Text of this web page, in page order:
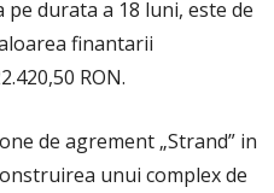
durata a 18 luni, este de
finantarii
RON.
de agrement „Strand” in
unui complex de